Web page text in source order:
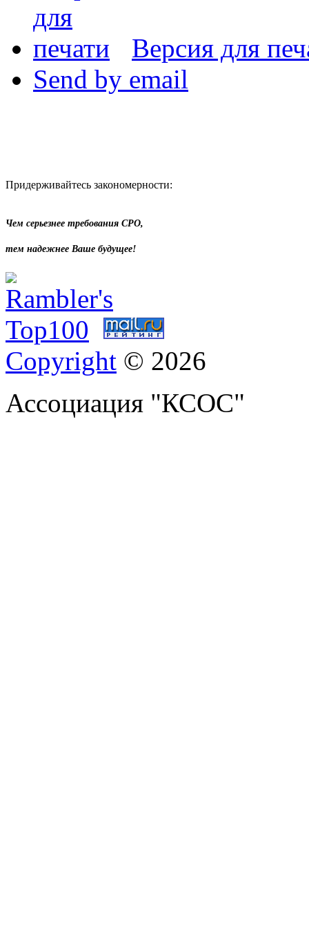
Версия для
Send by email
Придерживайтесь закономерности:
Чем серьезнее требования СРО,
тем надежнее Ваше будущее!
Copyright © 2026
Ассоциация "КСОС"